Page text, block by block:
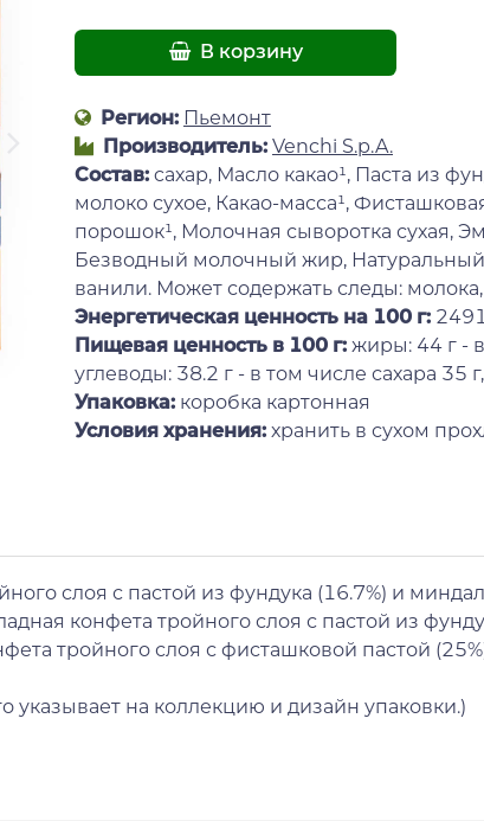
В корзину
Регион: Пьемонт
Производитель: Venchi S.p.A.
Состав: cахар, Масло какао¹, Паста из
молоко сухое, Какао-масса¹,
порошок¹, Молочная сыворотка сухая,
Безводный молочный жир, Натуральный
ванили. Может содержать следы:
Энергетическая ценность на 100 г:
Пищевая ценность в 100 г: жиры: 44 г -
углеводы: 38.2 г - в том числе сахара 35
Упаковка: коробка картонная
Условия хранения: хранить в сухом
слоя с пастой из фундука (16.7%) и
конфета тройного слоя с пастой из
тройного слоя с фисташковой пастой
указывает на коллекцию и дизайн упаковки.)